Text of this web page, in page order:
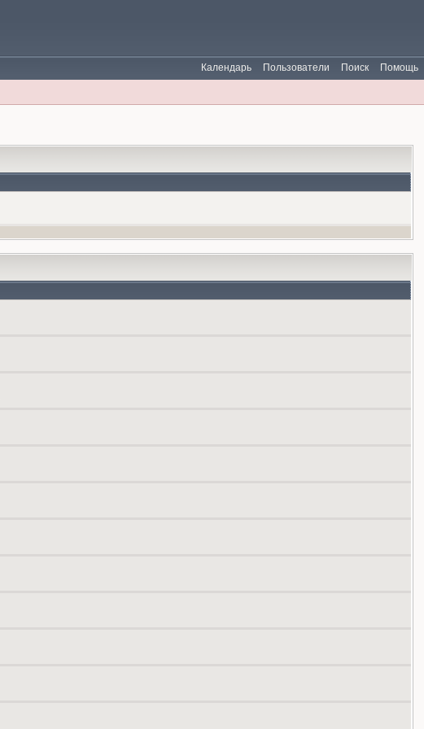
Помощь
Поиск
Пользователи
Календарь